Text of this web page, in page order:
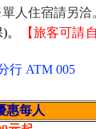
人住宿請另洽
【旅客可請
行 ATM 005
惠每人